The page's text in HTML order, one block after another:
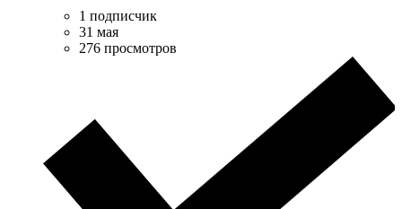
1 подписчик
31 мая
276 просмотров